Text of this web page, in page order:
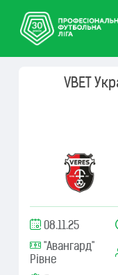
VBET
08.11.25
"Авангард"
Рівне